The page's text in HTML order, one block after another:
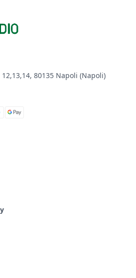
80135 Napoli (Napoli)